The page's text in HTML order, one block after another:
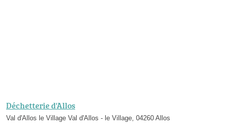
Déchetterie d'Allos
Val d'Allos le Village Val d'Allos - le Village, 04260 Allos